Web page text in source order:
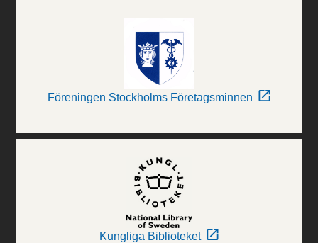
Föreningen Stockholms Företagsminnen
Kungliga Biblioteket